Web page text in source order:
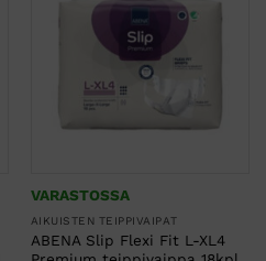
VARASTOSSA
AIKUISTEN TEIPPIVAIPAT
ABENA Slip Flexi Fit L-XL4